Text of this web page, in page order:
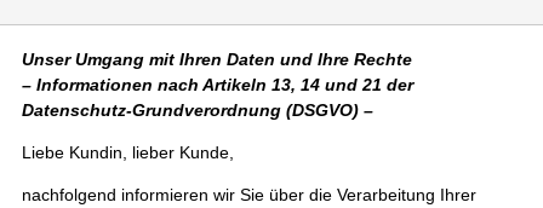
Unser Umgang mit Ihren Daten und Ihre Rechte
– Informationen nach Artikeln 13, 14 und 21 der
Datenschutz-Grundverordnung (DSGVO) –
Liebe Kundin, lieber Kunde,
nachfolgend informieren wir Sie über die Verarbeitung Ihrer